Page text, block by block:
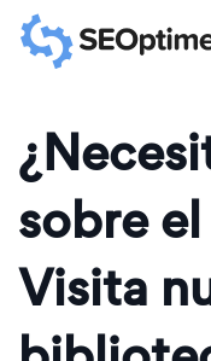
sobre
Visita